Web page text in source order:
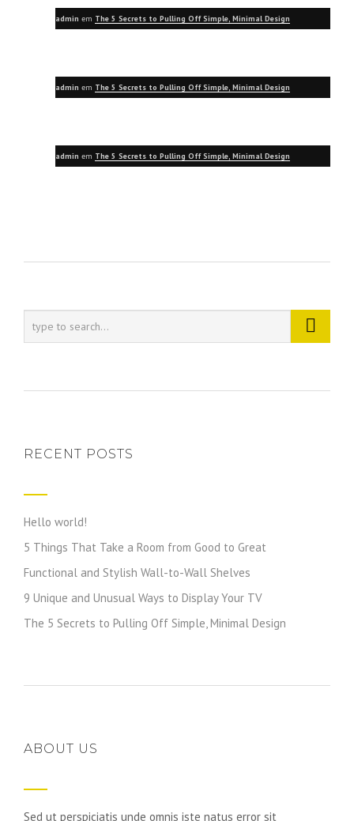
admin em The 5 Secrets to Pulling Off Simple, Minimal Design
admin em The 5 Secrets to Pulling Off Simple, Minimal Design
admin em The 5 Secrets to Pulling Off Simple, Minimal Design
RECENT POSTS
Hello world!
5 Things That Take a Room from Good to Great
Functional and Stylish Wall-to-Wall Shelves
9 Unique and Unusual Ways to Display Your TV
The 5 Secrets to Pulling Off Simple, Minimal Design
ABOUT US
Sed ut perspiciatis unde omnis iste natus error sit